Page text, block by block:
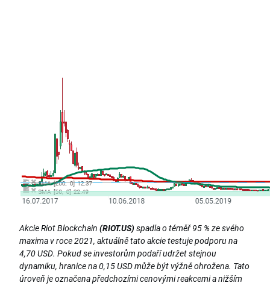
Akcie Riot Blockchain (RIOT.US)spadla o téměř 95 % ze svého
maxima v roce 2021, aktuálně tato akcie testuje podporu na
4,70 USD. Pokud se investorům podaří udržet stejnou
dynamiku, hranice na 0,15 USD může být výžně ohrožena. Tato
úroveň je označena předchozími cenovými reakcemi a nižším